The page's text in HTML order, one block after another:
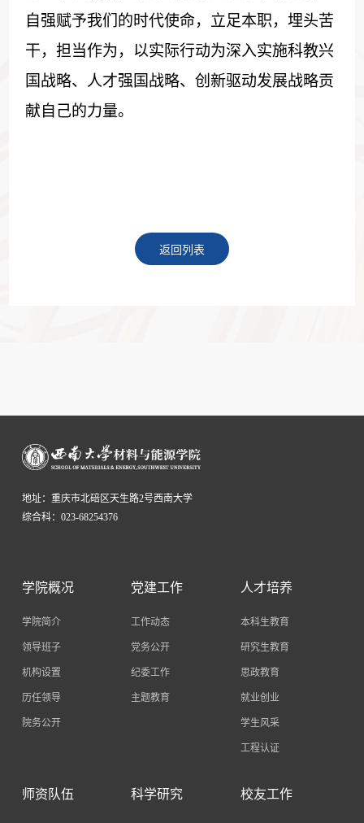
自强赋予我们的时代使命，立足本职，埋头苦
干，担当作为，以实际行动为深入实施科教兴
国战略、人才强国战略、创新驱动发展战略贡
献自己的力量。
返回列表
地址：重庆市北碚区天生路2号西南大学
综合科：023-68254376
学院概况
学院简介
领导班子
机构设置
历任领导
院务公开
党建工作
工作动态
党务公开
纪委工作
主题教育
人才培养
本科生教育
研究生教育
思政教育
就业创业
学生风采
工程认证
师资队伍 科学研究 校友工作